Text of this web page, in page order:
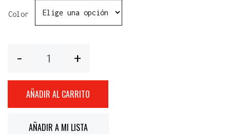
Color
AÑADIR AL CARRITO
AÑADIR A MI LISTA